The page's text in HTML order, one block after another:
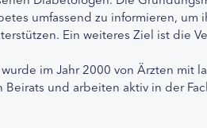
umfassend zu informieren,
Ein weiteres Ziel ist die
im Jahr 2000 von Ärzten mit
und arbeiten aktiv in der